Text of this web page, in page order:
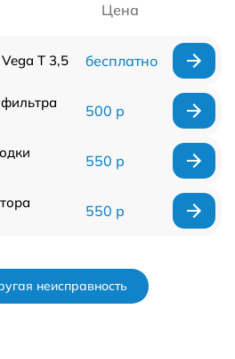
Цена
T 3,5 бесплатно
500 р
550 р
550 р
неисправность